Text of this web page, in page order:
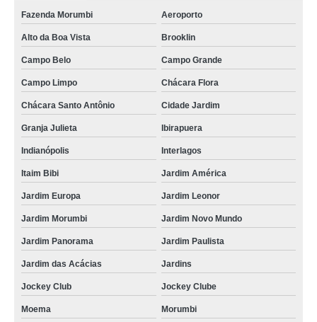
Fazenda Morumbi Aeroporto
Alto da Boa Vista Brooklin
Campo Belo Campo Grande
Campo Limpo Chácara Flora
Chácara Santo Antônio Cidade Jardim
Granja Julieta Ibirapuera
Indianópolis Interlagos
Itaim Bibi Jardim América
Jardim Europa Jardim Leonor
Jardim Morumbi Jardim Novo Mundo
Jardim Panorama Jardim Paulista
Jardim das Acácias Jardins
Jockey Club Jockey Clube
Moema Morumbi